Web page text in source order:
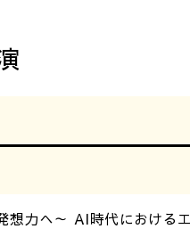
想力へ～ AI時代における